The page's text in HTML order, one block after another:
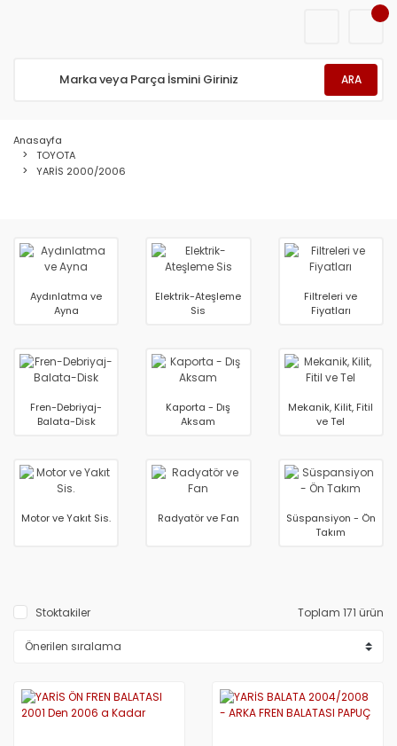
ARA
Anasayfa
TOYOTA
YARİS 2000/2006
Aydınlatma ve
Ayna
Elektrik-Ateşleme
Sis
Filtreleri ve
Fiyatları
Fren-Debriyaj-
Balata-Disk
Kaporta - Dış
Aksam
Mekanik, Kilit, Fitil
ve Tel
Motor ve Yakıt Sis. Radyatör ve Fan
Süspansiyon - Ön
Takım
Stoktakiler Toplam 171 ürün